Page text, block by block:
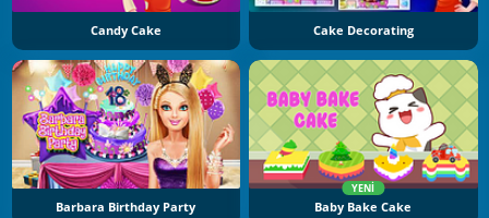
Candy Cake Cake Decorating
Barbara Birthday Party
YENI
Baby Bake Cake